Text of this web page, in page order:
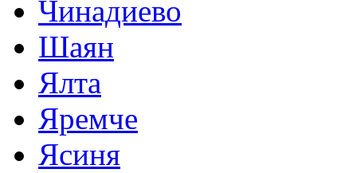
Чинадиево
Шаян
Ялта
Яремче
Ясиня